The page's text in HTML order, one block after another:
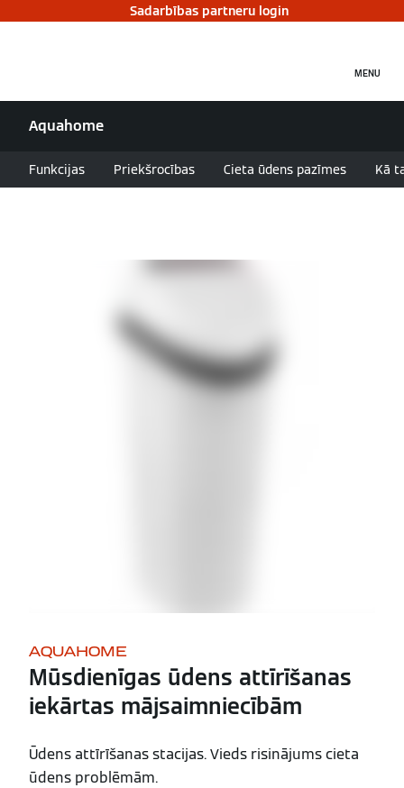
Sadarbības partneru login
MENU
Aquahome
Funkcijas Priekšrocības Cieta ūdens pazīmes Kā
AQUAHOME
Mūsdienīgas ūdens attīrīšanas
iekārtas mājsaimniecībām
Ūdens attīrīšanas stacijas. Vieds risinājums cieta
ūdens problēmām.